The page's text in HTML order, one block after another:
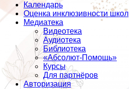
Календарь
Оценка инклюзивности школ
Медиатека
Видеотека
Аудиотека
Библиотека
«Абсолют-Помощь»
Курсы
Для партнёров
Авторизация